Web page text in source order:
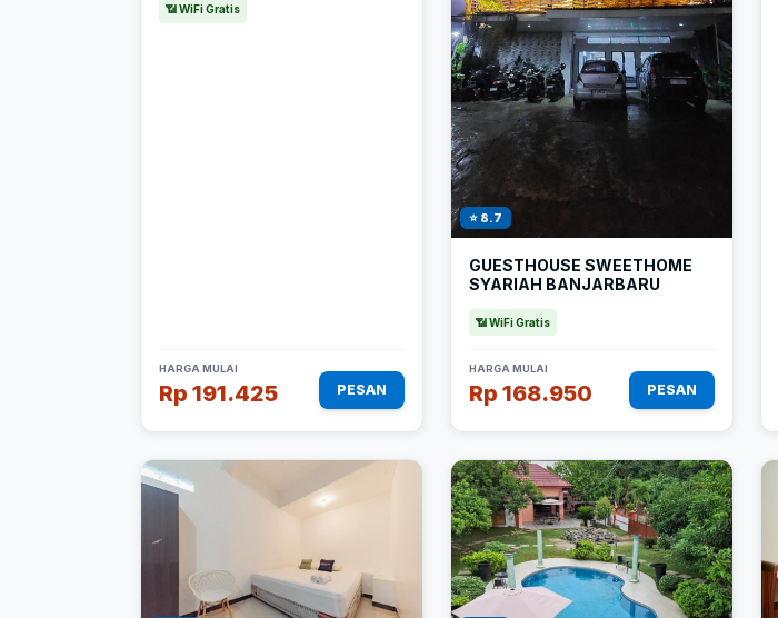
📶 WiFi Gratis
HARGA MULAI
Rp 191.425 PESAN
⭐ 8.7
GUESTHOUSE SWEETHOME
SYARIAH BANJARBARU
📶 WiFi Gratis
HARGA MULAI
Rp 168.950 PESAN